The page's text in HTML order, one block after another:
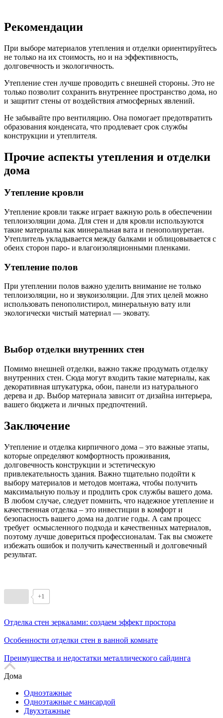
Рекомендации
При выборе материалов утепления и отделки ориентируйтесь
не только на их стоимость, но и на эффективность,
долговечность и экологичность.
Утепление стен лучше проводить с внешней стороны. Это не
только позволит сохранить внутреннее пространство дома, но
и защитит стены от воздействия атмосферных явлений.
Не забывайте про вентиляцию. Она помогает предотвратить
образования конденсата, что продлевает срок службы
конструкции и утеплителя.
Прочие аспекты утепления и отделки
дома
Утепление кровли
Утепление кровли также играет важную роль в обеспечении
теплоизоляции дома. Для стен и для кровли используются
такие материалы как минеральная вата и пенополиуретан.
Утеплитель укладывается между балками и облицовывается с
обеих сторон паро- и влагоизоляционными пленками.
Утепление полов
При утеплении полов важно уделить внимание не только
теплоизоляции, но и звукоизоляции. Для этих целей можно
использовать пенополистирол, минеральную вату или
экологически чистый материал — эковату.
Выбор отделки внутренних стен
Помимо внешней отделки, важно также продумать отделку
внутренних стен. Сюда могут входить такие материалы, как
декоративная штукатурка, обои, панели из натурального
дерева и др. Выбор материала зависит от дизайна интерьера,
вашего бюджета и личных предпочтений.
Заключение
Утепление и отделка кирпичного дома – это важные этапы,
которые определяют комфортность проживания,
долговечность конструкции и эстетическую
привлекательность здания. Важно тщательно подойти к
выбору материалов и методов монтажа, чтобы получить
максимальную пользу и продлить срок службы вашего дома.
В любом случае, следует помнить, что надежное утепление и
качественная отделка – это инвестиции в комфорт и
безопасность вашего дома на долгие годы. А сам процесс
требует осмысленного подхода и качественных материалов,
поэтому лучше довериться профессионалам. Так вы сможете
избежать ошибок и получить качественный и долговечный
результат.
+1
Отделка стен зеркалами: создаем эффект простора
Особенности отделки стен в ванной комнате
Преимущества и недостатки металлического сайдинга
Дома
Одноэтажные
Одноэтажные с мансардой
Двухэтажные